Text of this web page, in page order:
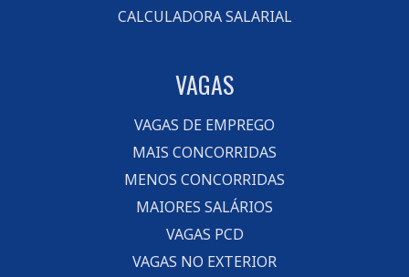
CALCULADORA SALARIAL
VAGAS
VAGAS DE EMPREGO
MAIS CONCORRIDAS
MENOS CONCORRIDAS
MAIORES SALÁRIOS
VAGAS PCD
VAGAS NO EXTERIOR